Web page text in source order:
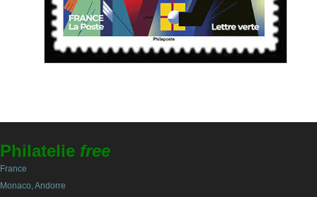
Philatelie free
France
Monaco, Andorre